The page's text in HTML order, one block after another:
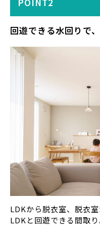
回遊できる水回りで
LDKから脱衣室、脱衣
LDKと回遊できる間取り